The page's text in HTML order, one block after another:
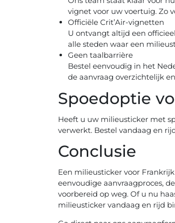
vignet voor uw voertuig. Zo
Officiële Crit’Air-vignetten
U ontvangt altijd een
alle steden waar een
Geen taalbarrière
Bestel eenvoudig in het
de aanvraag overzichtelijk
Spoedoptie
Heeft u uw milieusticker met
verwerkt. Bestel vandaag en
Conclusie
Een milieusticker voor
eenvoudige aanvraagproces,
voorbereid op weg. Of u nu
milieusticker vandaag en rijd